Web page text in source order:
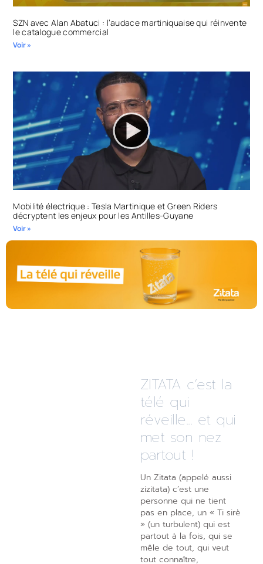
SZN avec Alan Abatuci : l’audace martiniquaise qui réinvente
le catalogue commercial
Voir »
Mobilité électrique : Tesla Martinique et Green Riders
décryptent les enjeux pour les Antilles-Guyane
Voir »
ZITATA c’est la
télé qui
réveille... et qui
met son nez
partout !
Un Zitata (appelé aussi
zizitata) c’est une
personne qui ne tient
pas en place, un « Ti sirè
» (un turbulent) qui est
partout à la fois, qui se
mêle de tout, qui veut
tout connaître,